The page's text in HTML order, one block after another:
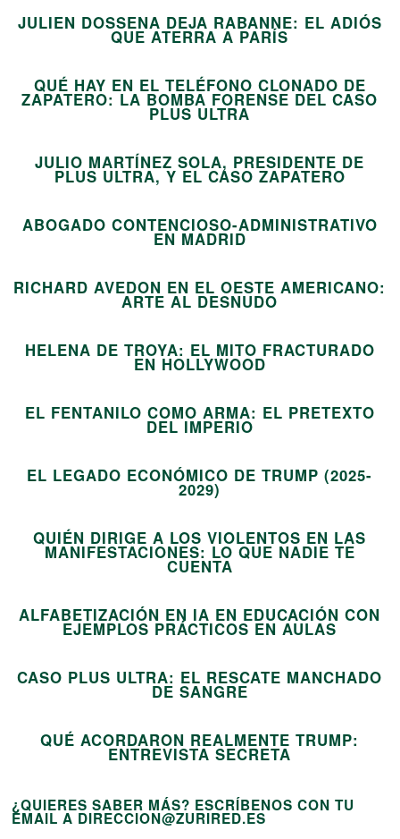
JULIEN DOSSENA DEJA RABANNE: EL ADIÓS
QUE ATERRA A PARÍS
QUÉ HAY EN EL TELÉFONO CLONADO DE
ZAPATERO: LA BOMBA FORENSE DEL CASO
PLUS ULTRA
JULIO MARTÍNEZ SOLA, PRESIDENTE DE
PLUS ULTRA, Y EL CASO ZAPATERO07
ABOGADO CONTENCIOSO-ADMINISTRATIVO
EN MADRID
RICHARD AVEDON EN EL OESTE AMERICANO:
ARTE AL DESNUDO
HELENA DE TROYA: EL MITO FRACTURADO
EN HOLLYWOOD
EL FENTANILO COMO ARMA: EL PRETEXTO
DEL IMPERIO
EL LEGADO ECONÓMICO DE TRUMP (2025-
2029)
QUIÉN DIRIGE A LOS VIOLENTOS EN LAS
MANIFESTACIONES: LO QUE NADIE TE
CUENTA
ALFABETIZACIÓN EN IA EN EDUCACIÓN CON
EJEMPLOS PRÁCTICOS EN AULAS
CASO PLUS ULTRA: EL RESCATE MANCHADO
DE SANGRE
QUÉ ACORDARON REALMENTE TRUMP:
ENTREVISTA SECRETA
¿QUIERES SABER MÁS? ESCRÍBENOS CON TU
EMAIL A DIRECCION@ZURIRED.ES